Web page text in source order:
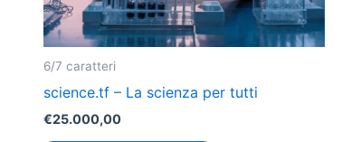
6/7 caratteri
science.tf – La scienza per tutti
€25.000,00